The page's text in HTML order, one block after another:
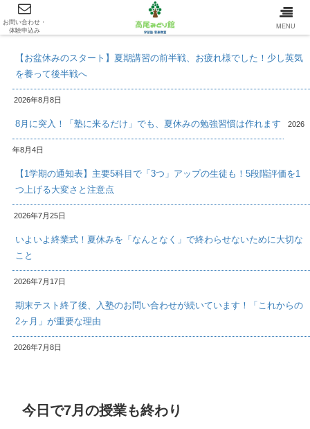
最新情報/INFOMATION
【お盆休みのスタート】夏期講習の前半戦、お疲れ様でした！少し英気
を養って後半戦へ
2026年8月8日
8月に突入！「塾に来るだけ」でも、夏休みの勉強習慣は作れます 2026
年8月4日
【1学期の通知表】主要5科目で「3つ」アップの生徒も！5段階評価を1
つ上げる大変さと注意点
2026年7月25日
いよいよ終業式！夏休みを「なんとなく」で終わらせないために大切な
こと
2026年7月17日
期末テスト終了後、入塾のお問い合わせが続いています！「これからの
2ヶ月」が重要な理由
2026年7月8日
今日で7月の授業も終わり
お問い合わせ・
体験申込み
MENU